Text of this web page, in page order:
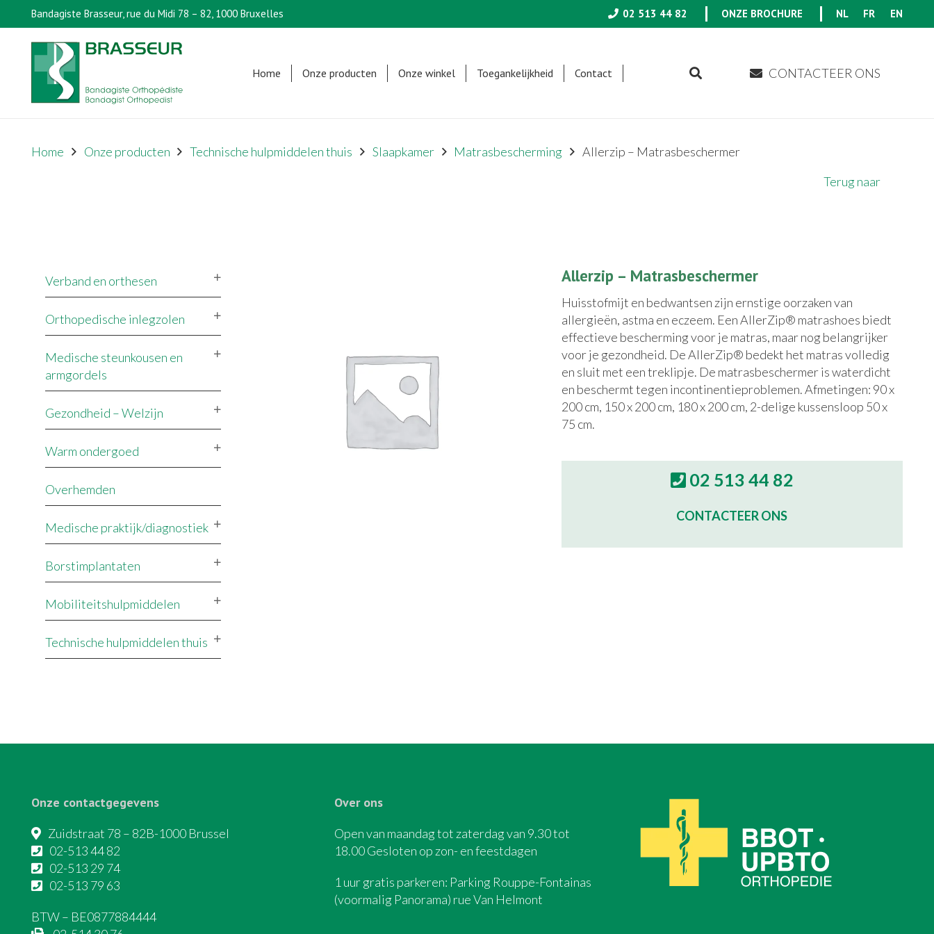
Bandagiste Brasseur, rue du Midi 78 – 82, 1000 Bruxelles 02 513 44 82 ONZE BROCHURE NL FR EN
Home Onze producten Onze winkel Toegankelijkheid Contact CONTACTEER ONS
Home Onze producten Technische hulpmiddelen thuis Slaapkamer Matrasbescherming
Allerzip – Matrasbeschermer
Terug naar
Verband en orthesen
Orthopedische inlegzolen
Medische steunkousen en
armgordels
Gezondheid – Welzijn
Warm ondergoed
Overhemden
Medische praktijk/diagnostiek
Borstimplantaten
Mobiliteitshulpmiddelen
Technische hulpmiddelen thuis
Allerzip – Matrasbeschermer
Huisstofmijt en bedwantsen zijn ernstige oorzaken van
allergieën, astma en eczeem. Een AllerZip® matrashoes biedt
effectieve bescherming voor je matras, maar nog belangrijker
voor je gezondheid. De AllerZip® bedekt het matras volledig
en sluit met een treklipje. De matrasbeschermer is waterdicht
en beschermt tegen incontinentieproblemen. Afmetingen: 90 x
200 cm, 150 x 200 cm, 180 x 200 cm, 2-delige kussensloop 50 x
75 cm.
02 513 44 82
CONTACTEER ONS
Onze contactgegevens
Zuidstraat 78 – 82B-1000 Brussel
02-513 44 82
02-513 29 74
02-513 79 63
BTW – BE0877884444
Over ons
Open van maandag tot zaterdag van 9.30 tot
18.00 Gesloten op zon- en feestdagen
1 uur gratis parkeren: Parking Rouppe-Fontainas
(voormalig Panorama) rue Van Helmont